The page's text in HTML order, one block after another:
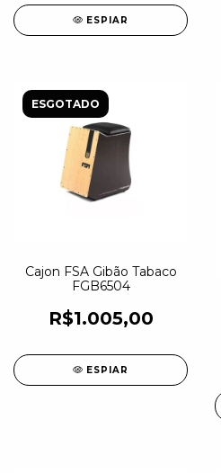
ESPIAR
ESGOTADO
Cajon FSA Gibão Tabaco
FGB6504
R$1.005,00
ESPIAR